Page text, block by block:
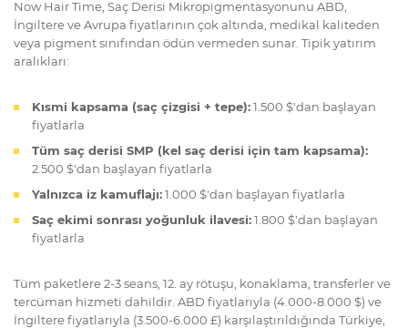
Now Hair Time, Saç Derisi Mikropigmentasyonunu ABD,
İngiltere ve Avrupa fiyatlarının çok altında, medikal kaliteden
veya pigment sınıfından ödün vermeden sunar. Tipik yatırım
aralıkları:
Kısmi kapsama (saç çizgisi + tepe):1.500 $'dan başlayan
fiyatlarla
Tüm saç derisi SMP (kel saç derisi için tam kapsama):
2.500 $'dan başlayan fiyatlarla
Yalnızca iz kamuflajı:1.000 $'dan başlayan fiyatlarla
Saç ekimi sonrası yoğunluk ilavesi:1.800 $'dan başlayan
fiyatlarla
Tüm paketlere 2-3 seans, 12. ay rötuşu, konaklama, transferler ve
tercüman hizmeti dahildir. ABD fiyatlarıyla (4.000-8.000 $) ve
İngiltere fiyatlarıyla (3.500-6.000 £) karşılaştırıldığında Türkiye,